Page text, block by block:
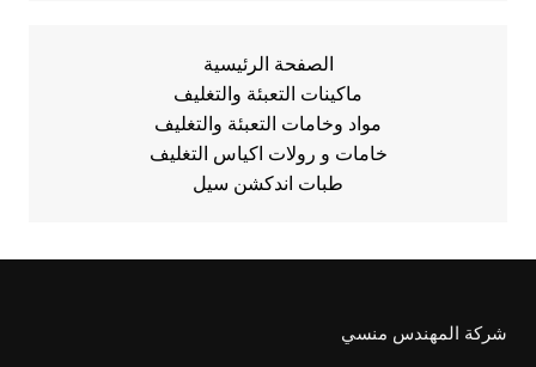
الصفحة الرئيسية
ماكينات التعبئة والتغليف
مواد وخامات التعبئة والتغليف
خامات و رولات اكياس التغليف
طبات اندكشن سيل
شركة المهندس منسي